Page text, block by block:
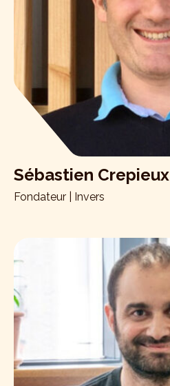
Sébastien Crepieux
Fondateur | Invers